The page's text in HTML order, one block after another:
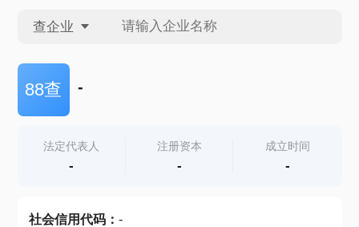
查企业
查企业
查产地
88查 -
法定代表人
-
注册资本
-
成立时间
-
社会信用代码： -